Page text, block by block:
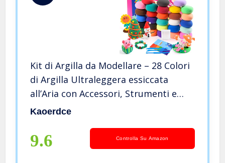
Kit di Argilla da Modellare – 28 Colori
di Argilla Ultraleggera essiccata
all’Aria con Accessori, Strumenti e
Tutorial, Clay polimerica, Regalo per
e Non tossico
Kaoerdce
9.6 Controlla Su Amazon